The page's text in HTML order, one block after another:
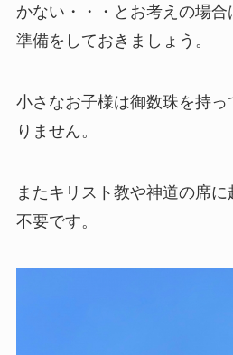
かない・・・とお考えの場合
準備をしておきましょう。
小さなお子様は御数珠を持
りません。
またキリスト教や神道の席
不要です。